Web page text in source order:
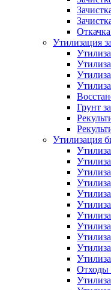
Утилизация
Грунт
Утилизация
Отходы